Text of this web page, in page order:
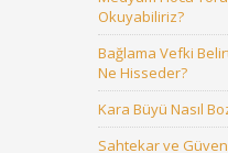
Okuyabiliriz?
Bağlama Vefki
Ne Hisseder?
Kara Büyü Nasıl
Sahtekar ve